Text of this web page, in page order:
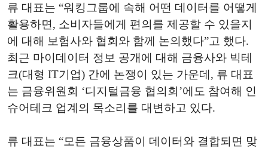
류 대표는 “워킹그룹에 속해 어떤 데이터를 어떻게
활용하면, 소비자들에게 편의를 제공할 수 있을지
에 대해 보험사와 협회와 함께 논의했다”고 했다.
최근 마이데이터 정보 공개에 대해 금융사와 빅테
크(대형 IT기업) 간에 논쟁이 있는 가운데, 류 대표
는 금융위원회 ‘디지털금융 협의회’에도 참여해 인
슈어테크 업계의 목소리를 대변하고 있다.
류 대표는 “모든 금융상품이 데이터와 결합되면 맞